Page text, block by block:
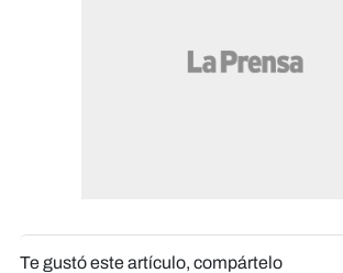
Te gustó este artículo, compártelo